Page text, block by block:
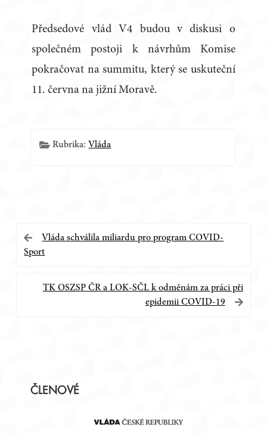
Předsedové vlád V4 budou v diskusi o
společném postoji k návrhům Komise
pokračovat na summitu, který se uskuteční
11. června na jižní Moravě.
Rubrika:Vláda
Navigace
pro
příspěvek
Vláda schválila miliardu pro program COVID-
Sport
TK OSZSP ČR a LOK-SČL k odměnám za práci při
epidemii COVID-19
ČLENOVÉ